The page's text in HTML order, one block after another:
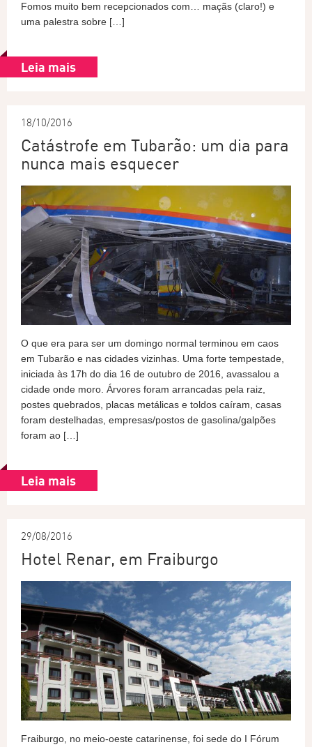
Fomos muito bem recepcionados com… maçãs (claro!) e
uma palestra sobre […]
Leia mais
18/10/2016
Catástrofe em Tubarão: um dia para
nunca mais esquecer
O que era para ser um domingo normal terminou em caos
em Tubarão e nas cidades vizinhas. Uma forte tempestade,
iniciada às 17h do dia 16 de outubro de 2016, avassalou a
cidade onde moro. Árvores foram arrancadas pela raiz,
postes quebrados, placas metálicas e toldos caíram, casas
foram destelhadas, empresas/postos de gasolina/galpões
foram ao […]
Leia mais
29/08/2016
Hotel Renar, em Fraiburgo
Fraiburgo, no meio-oeste catarinense, foi sede do I Fórum